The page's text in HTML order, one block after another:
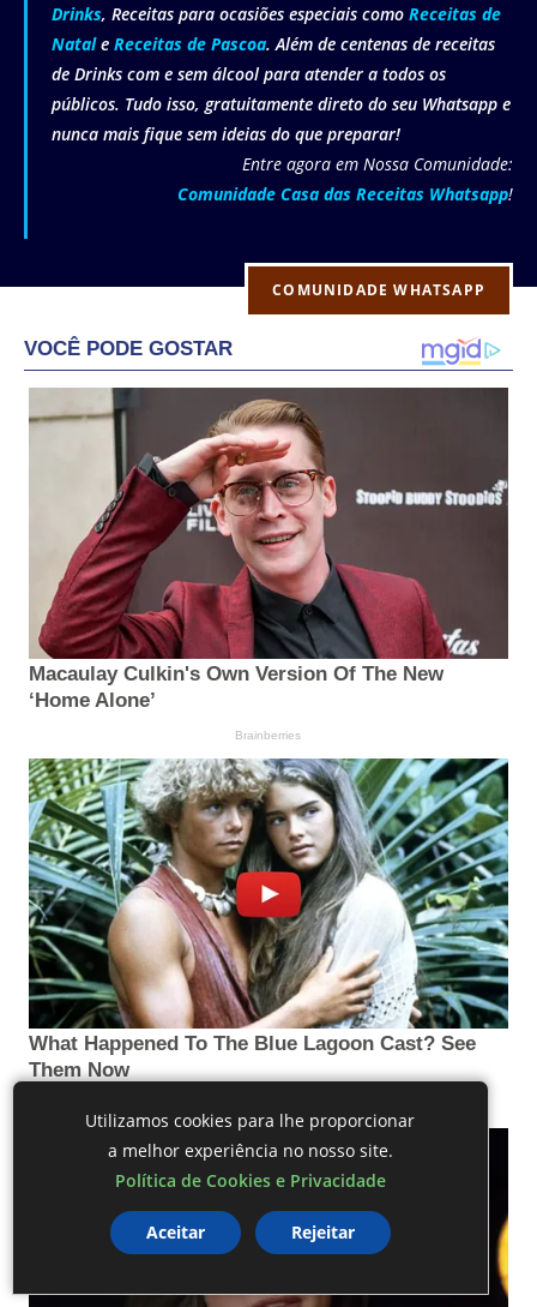
Drinks, Receitas para ocasiões especiais como Receitas de
Natale Receitas de Pascoa. Além de centenas de receitas
de Drinks com e sem álcool para atender a todos os
públicos. Tudo isso, gratuitamente direto do seu Whatsapp e
nunca mais fique sem ideias do que preparar!
Entre agora em Nossa Comunidade:
Comunidade Casa das Receitas Whatsapp!
COMUNIDADE WHATSAPP
Utilizamos cookies para lhe proporcionar
a melhor experiência no nosso site.
Política de Cookies e Privacidade
Aceitar Rejeitar